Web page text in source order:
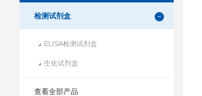
检测试剂盒
ELISA检测试剂盒
生化试剂盒
查看全部产品